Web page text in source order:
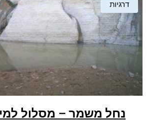
דרגיות
נחל משמר – מסלול